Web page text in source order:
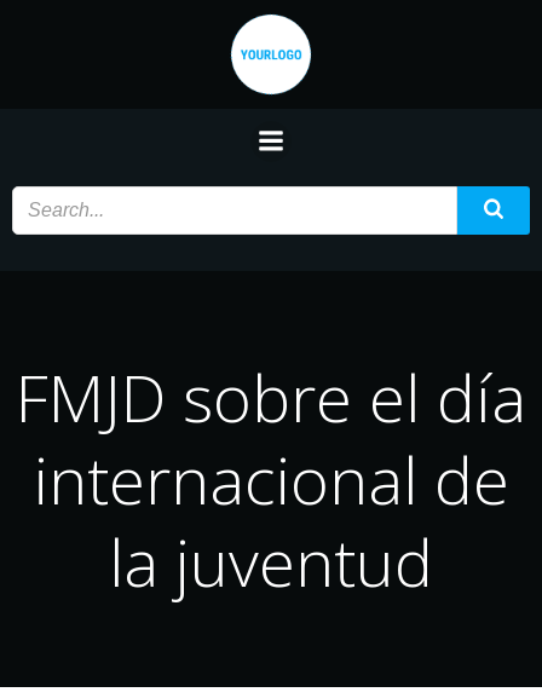
Saltar
contenido
FMJD sobre el día
internacional de
la juventud